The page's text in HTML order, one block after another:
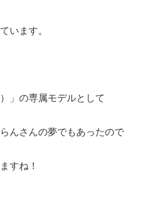
います。
」の専属モデルとして
んさんの夢でもあったので
すね！